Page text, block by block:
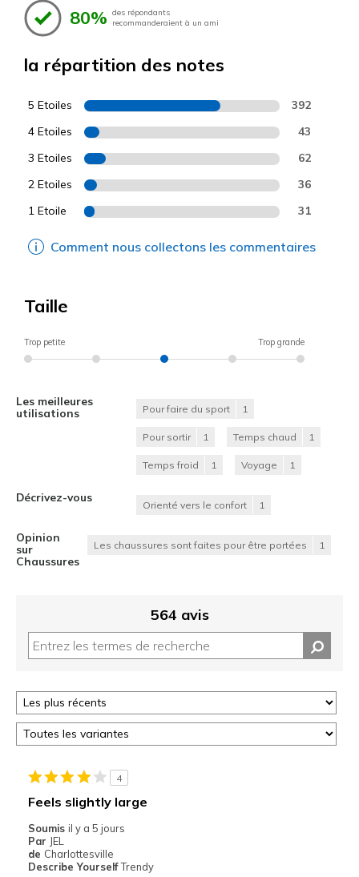
80% des répondants
recommanderaient à un ami
la répartition des notes
5 Etoiles 392
4 Etoiles 43
3 Etoiles 62
2 Etoiles 36
1 Etoile 31
Comment nous collectons les commentaires
Taille
Trop petite Trop grande
Les meilleures
utilisations
Pour faire du sport 1
Pour sortir 1 Temps chaud 1
Temps froid 1 Voyage 1
Décrivez-vous
Orienté vers le confort 1
Opinion
sur
Chaussures
Les chaussures sont faites pour être portées 1
564 avis
4
Feels slightly large
Soumis il y a 5 jours
Par JEL
de Charlottesville
Describe YourselfTrendy